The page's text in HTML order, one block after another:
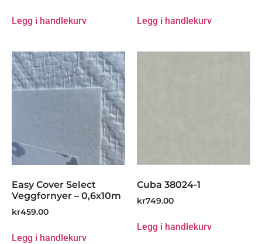
Legg i handlekurv Legg i handlekurv
Easy Cover Select
Veggfornyer – 0,6x10m
kr459.00
Legg i handlekurv
Cuba 38024-1
kr749.00
Legg i handlekurv